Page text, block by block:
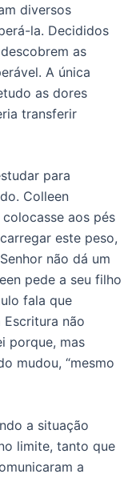
diversos
la. Decididos
as
A única
as dores
transferir
para
Colleen
aos pés
este peso,
não dá um
pede a seu filho
fala que
Escritura não
porque, mas
mudou, “mesmo
a situação
limite, tanto que
a